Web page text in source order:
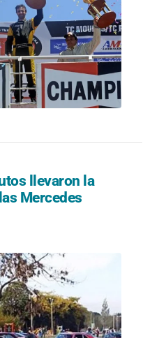
llevaron la
Mercedes